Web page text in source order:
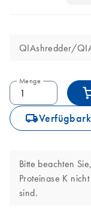
QIAshredder/
Menge
icon_0062_deliver-s
Bitte beachten
Proteinase K
sind.